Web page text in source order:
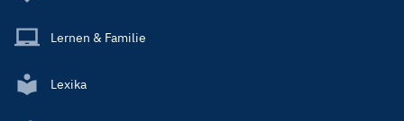
Lernen & Familie
Lexika